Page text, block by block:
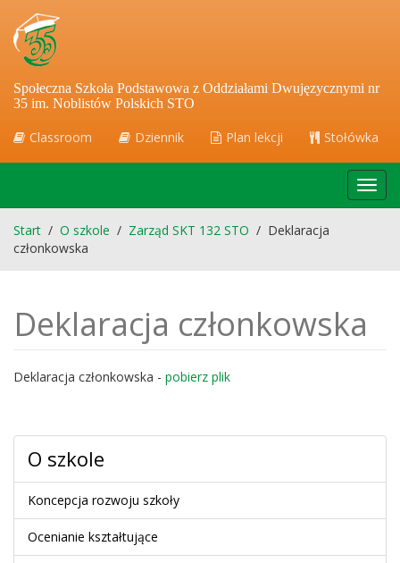
Społeczna Szkoła Podstawowa z Oddziałami Dwujęzycznymi nr
35 im. Noblistów Polskich STO
Classroom Dziennik Plan lekcji Stołówka
Start / O szkole / Zarząd SKT 132 STO / Deklaracja
członkowska
Deklaracja członkowska
Deklaracja członkowska - pobierz plik
O szkole
Koncepcja rozwoju szkoły
Ocenianie kształtujące